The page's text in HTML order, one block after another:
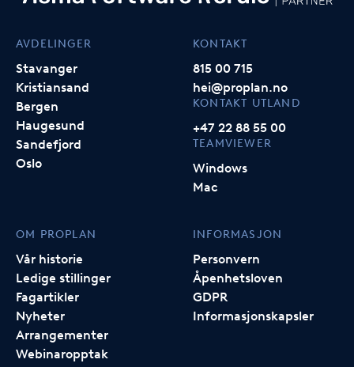
AVDELINGER
Stavanger
Kristiansand
Bergen
Haugesund
Sandefjord
Oslo
KONTAKT
815 00 715
hei@proplan.no
KONTAKT UTLAND
+47 22 88 55 00
TEAMVIEWER
Windows
Mac
OM PROPLAN
Vår historie
Ledige stillinger
Fagartikler
Nyheter
Arrangementer
Webinaropptak
INFORMASJON
Personvern
Åpenhetsloven
GDPR
Informasjonskapsler